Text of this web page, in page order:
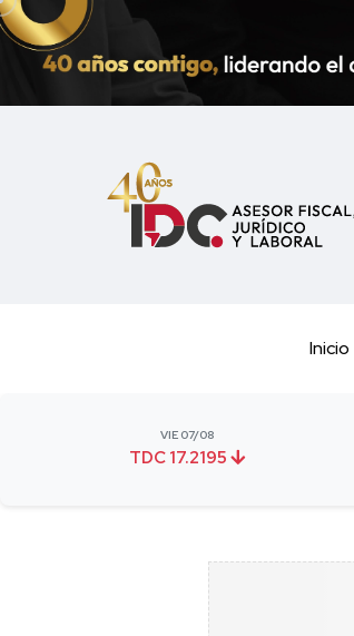
Inicio
VIE 07/08
TDC 17.2195